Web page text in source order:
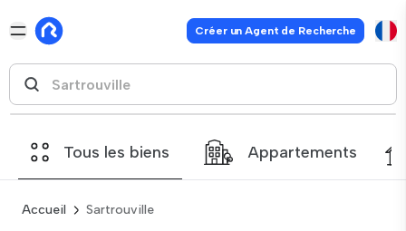
Créer un Agent de Recherche
Tous les biens Appartements
Accueil Sartrouville